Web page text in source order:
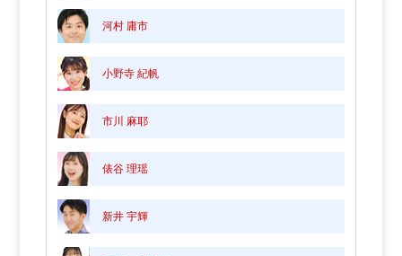
河村 庸市
小野寺 紀帆
市川 麻耶
俵谷 理瑶
新井 宇輝